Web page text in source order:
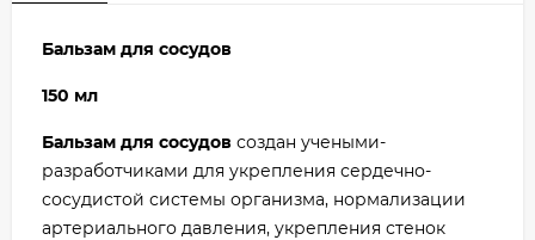
Бальзам для сосудов
150 мл
Бальзам для сосудов создан учеными-
разработчиками для укрепления сердечно-
сосудистой системы организма, нормализации
артериального давления, укрепления стенок